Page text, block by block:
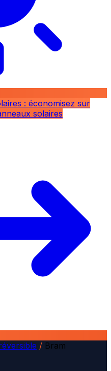
: économisez sur
solaires
/ Bram